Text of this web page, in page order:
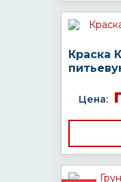
Краска
Цена: